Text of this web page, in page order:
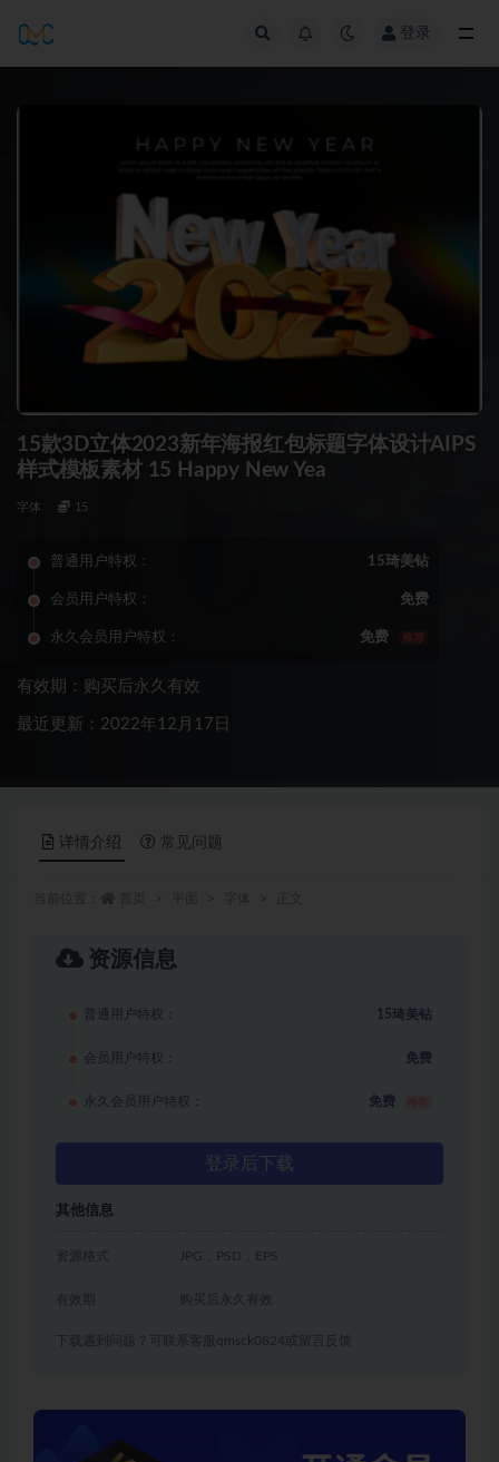
登录
15款3D立体2023新年海报红包标题字体设计AIPS
样式模板素材 15 Happy New Yea
字体 15
普通用户特权： 15琦美钻
会员用户特权： 免费
永久会员用户特权： 免费 推荐
有效期：购买后永久有效
最近更新：2022年12月17日
详情介绍 常见问题
资源信息
普通用户特权： 15琦美钻
会员用户特权： 免费
永久会员用户特权： 免费
登录后下载
其他信息
资源格式 JPG，PSD，EPS
有效期 购买后永久有效
下载遇到问题？可联系客服qmsck0824或留言反馈